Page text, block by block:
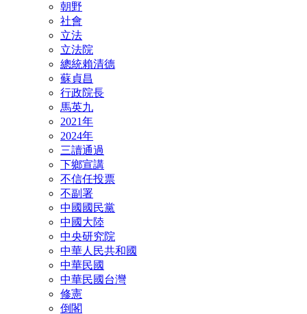
朝野
社會
立法
立法院
總統賴清德
蘇貞昌
行政院長
馬英九
2021年
2024年
三讀通過
下鄉宣講
不信任投票
不副署
中國國民黨
中國大陸
中央研究院
中華人民共和國
中華民國
中華民國台灣
修憲
倒閣